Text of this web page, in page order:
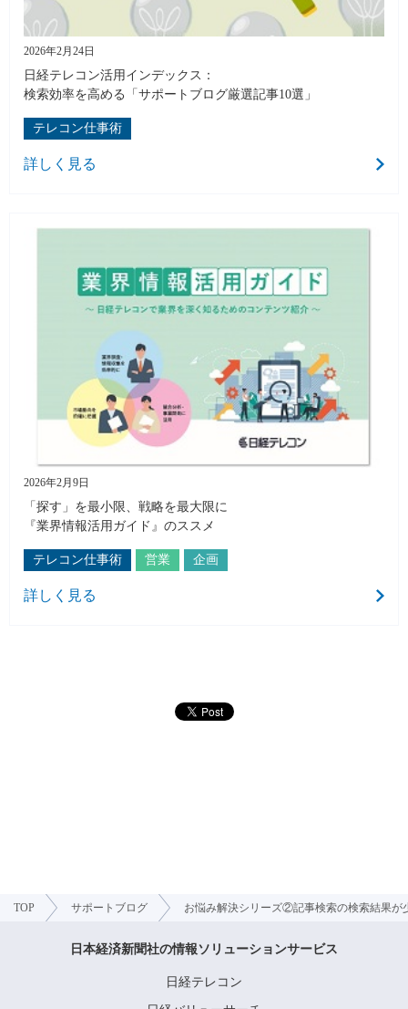
2026年2月24日
日経テレコン活用インデックス：
検索効率を高める「サポートブログ厳選記事10選」
テレコン仕事術
詳しく見る
2026年2月9日
「探す」を最小限、戦略を最大限に
『業界情報活用ガイド』のススメ
テレコン仕事術 営業 企画
詳しく見る
TOP サポートブログ お悩み解決シリーズ②記事検索の検索結果
日本経済新聞社の情報ソリューションサービス
日経テレコン